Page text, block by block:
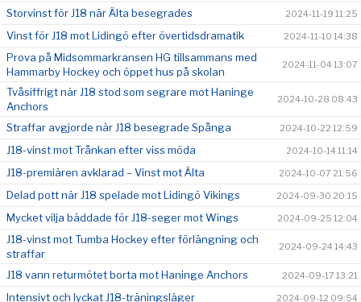
Storvinst för J18 när Älta besegrades 2024-11-19 11:25
Vinst för J18 mot Lidingö efter övertidsdramatik 2024-11-10 14:38
Prova på Midsommarkransen HG tillsammans med
Hammarby Hockey och öppet hus på skolan
2024-11-04 13:07
Tvåsiffrigt när J18 stod som segrare mot Haninge
Anchors
2024-10-28 08:43
Straffar avgjorde när J18 besegrade Spånga 2024-10-22 12:59
J18-vinst mot Trånkan efter viss möda 2024-10-14 11:14
J18-premiären avklarad – Vinst mot Älta 2024-10-07 21:56
Delad pott när J18 spelade mot Lidingö Vikings 2024-09-30 20:15
Mycket vilja bäddade för J18-seger mot Wings 2024-09-25 12:04
J18-vinst mot Tumba Hockey efter förlängning och
straffar
2024-09-24 14:43
J18 vann returmötet borta mot Haninge Anchors 2024-09-17 13:21
Intensivt och lyckat J18-träningsläger 2024-09-12 09:54